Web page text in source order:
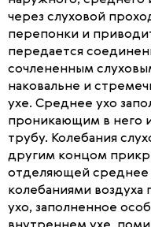
через слуховой
перепонки и
передается
сочлененным
наковальне и
ухе. Среднее ухо
проникающим в него
трубу. Колебания
другим концом
отделяющей среднее
колебаниями
ухо, заполненное